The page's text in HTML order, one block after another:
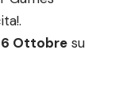
Ottobre su